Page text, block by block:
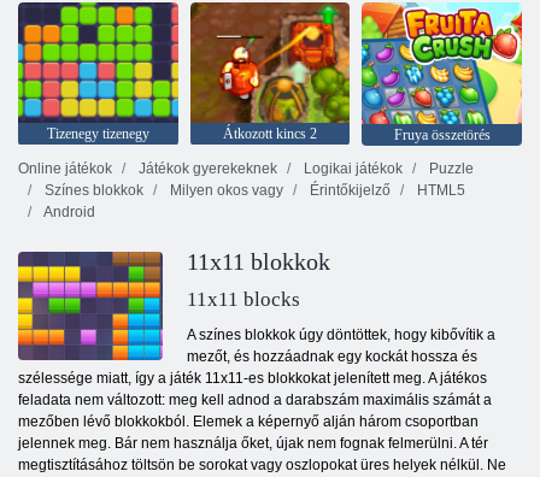
Tizenegy tizenegy Átkozott kincs 2
Fruya összetörés
Online játékok
Játékok gyerekeknek Logikai játékok
Puzzle
Színes blokkok
Milyen okos vagy Érintőkijelző
HTML5
Android
11x11 blokkok
11x11 blocks
A színes blokkok úgy döntöttek, hogy kibővítik a
mezőt, és hozzáadnak egy kockát hossza és
szélessége miatt, így a játék 11x11-es blokkokat jelenített meg. A játékos
feladata nem változott: meg kell adnod a darabszám maximális számát a
mezőben lévő blokkokból. Elemek a képernyő alján három csoportban
jelennek meg. Bár nem használja őket, újak nem fognak felmerülni. A tér
megtisztításához töltsön be sorokat vagy oszlopokat üres helyek nélkül. Ne